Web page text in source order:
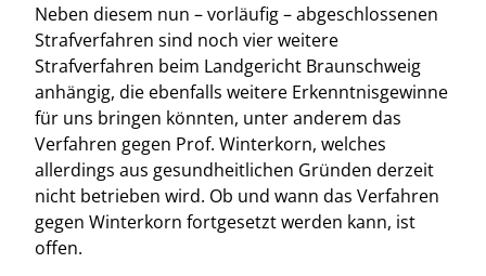
Neben diesem nun – vorläufig – abgeschlossenen
Strafverfahren sind noch vier weitere
Strafverfahren beim Landgericht Braunschweig
anhängig, die ebenfalls weitere Erkenntnisgewinne
für uns bringen könnten, unter anderem das
Verfahren gegen Prof. Winterkorn, welches
allerdings aus gesundheitlichen Gründen derzeit
nicht betrieben wird. Ob und wann das Verfahren
gegen Winterkorn fortgesetzt werden kann, ist
offen.